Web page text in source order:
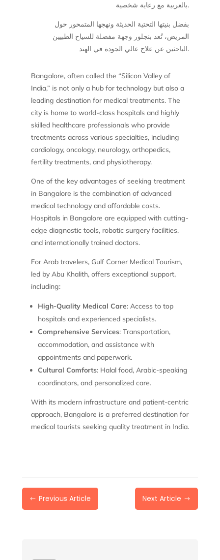
بالعربية مع رعاية شخصية.
بفضل بنيتها التحتية الحديثة ونهجها المتمحور حول
المريض، تُعد بنجلور وجهة مفضلة للسياح الطبيين
الباحثين عن علاج عالي الجودة في الهند.
Bangalore, often called the “Silicon Valley of
India,” is not only a hub for technology but also a
leading destination for medical treatments. The
city is home to world-class hospitals and highly
skilled healthcare professionals who provide
treatments across various specialties, including
cardiology, oncology, neurology, orthopedics,
fertility treatments, and physiotherapy.
One of the key advantages of seeking treatment
in Bangalore is the combination of advanced
medical technology and affordable costs.
Hospitals in Bangalore are equipped with cutting-
edge diagnostic tools, robotic surgery facilities,
and internationally trained doctors.
For Arab travelers, Gulf Corner Medical Tourism,
led by Abu Khalith, offers exceptional support,
including:
High-Quality Medical Care: Access to top
hospitals and experienced specialists.
Comprehensive Services: Transportation,
accommodation, and assistance with
appointments and paperwork.
Cultural Comforts: Halal food, Arabic-speaking
coordinators, and personalized care.
With its modern infrastructure and patient-centric
approach, Bangalore is a preferred destination for
medical tourists seeking quality treatment in India.
# Previous Article Next Article $